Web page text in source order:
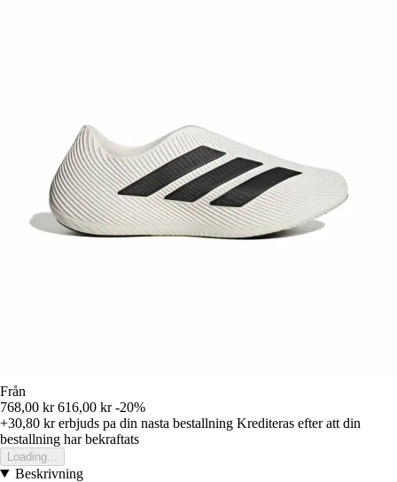
Från
768,00 kr 616,00 kr -20%
+30,80 krerbjuds pa din nasta bestallning Krediteras efter att din
bestallning har bekraftats
Loading...
Beskrivning